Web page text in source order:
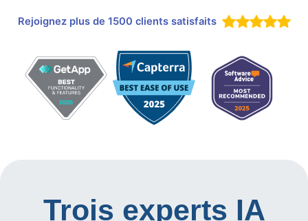
Rejoignez plus de 1500 clients satisfaits
Trois experts IA